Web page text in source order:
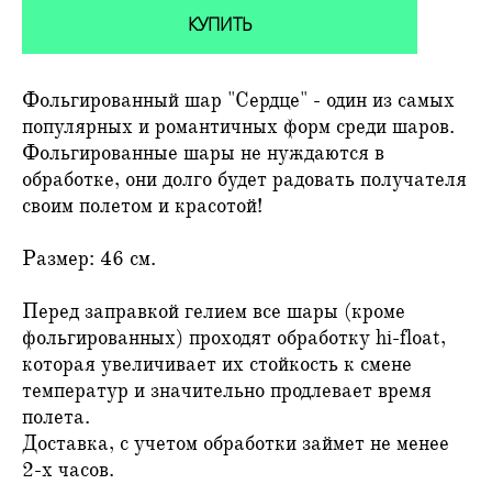
КУПИТЬ
Фольгированный шар "Сердце" - один из самых
популярных и романтичных форм среди шаров.
Фольгированные шары не нуждаются в
обработке, они долго будет радовать получателя
своим полетом и красотой!
Размер: 46 см.
Перед заправкой гелием все шары (кроме
фольгированных) проходят обработку hi-float,
которая увеличивает их стойкость к смене
температур и значительно продлевает время
полета.
Доставка, с учетом обработки займет не менее
2-х часов.